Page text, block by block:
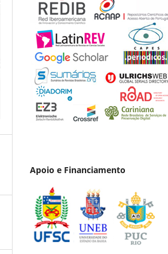
Apoio e Financiamento